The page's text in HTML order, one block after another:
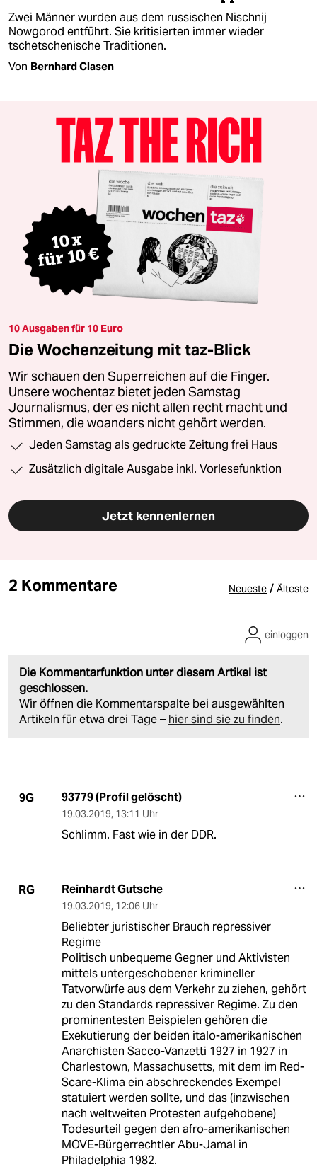
Zwei Männer wurden aus dem russischen Nischnij
Nowgorod entführt. Sie kritisierten immer wieder
tschetschenische Traditionen.
Von Bernhard Clasen
10 Ausgaben für 10 Euro
Die Wochenzeitung mit taz-Blick
Wir schauen den Superreichen auf die Finger.
Unsere wochentaz bietet jeden Samstag
Journalismus, der es nicht allen recht macht und
Stimmen, die woanders nicht gehört werden.
Jeden Samstag als gedruckte Zeitung frei Haus
Zusätzlich digitale Ausgabe inkl. Vorlesefunktion
Jetzt kennenlernen
2 Kommentare Neueste / Älteste
Die Kommentarfunktion unter diesem Artikel ist
geschlossen.
Wir öffnen die Kommentarspalte bei ausgewählten
Artikeln für etwa drei Tage – hier sind sie zu finden.
einloggen
9G 93779 (Profil gelöscht)
19.03.2019, 13:11 Uhr
Schlimm. Fast wie in der DDR.
RG Reinhardt Gutsche
19.03.2019, 12:06 Uhr
Beliebter juristischer Brauch repressiver
Regime
Politisch unbequeme Gegner und Aktivisten
mittels untergeschobener krimineller
Tatvorwürfe aus dem Verkehr zu ziehen, gehört
zu den Standards repressiver Regime. Zu den
prominentesten Beispielen gehören die
Exekutierung der beiden italo-amerikanischen
Anarchisten Sacco-Vanzetti 1927 in 1927 in
Charlestown, Massachusetts, mit dem im Red-
Scare-Klima ein abschreckendes Exempel
statuiert werden sollte, und das (inzwischen
nach weltweiten Protesten aufgehobene)
Todesurteil gegen den afro-amerikanischen
MOVE-Bürgerrechtler Abu-Jamal in
Philadelphia 1982.